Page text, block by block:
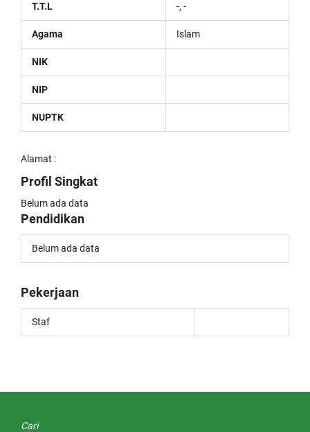
T.T.L -, -
Agama Islam
NIK
NIP
NUPTK
Alamat :
Profil Singkat
Belum ada data
Pendidikan
Belum ada data
Pekerjaan
Staf
Cari